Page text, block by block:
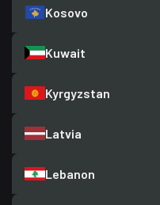
Kosovo
Kuwait
Kyrgyzstan
Latvia
Lebanon